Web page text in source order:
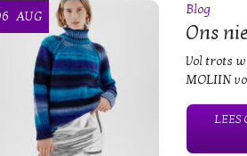
AUG Blog
Ons
Vol trots
MOLIIN
LEES